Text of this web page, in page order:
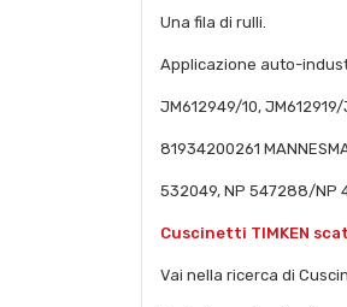
Una fila di rulli.
Applicazione auto-
JM612949/10,
81934200261
532049, NP 547288/NP
Cuscinetti TIMKEN
Vai nella ricerca di